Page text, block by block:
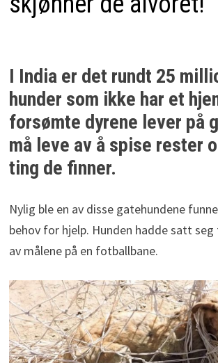
I India er det rundt 25
hunder som ikke har et
forsømte dyrene lever på
må leve av å spise rester
ting de finner.
Nylig ble en av disse gatehundene
behov for hjelp. Hunden hadde satt
av målene på en fotballbane.